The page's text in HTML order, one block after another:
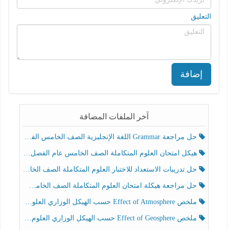
التعليق
إضافة
آخر الملفات المضافة
حل مراجعة Grammar اللغة الإنجليزية الصف الخامس الفصل الثالث
هيكل امتحان العلوم المتكاملة الصف الخامس عام الفصل الدراسي الثالث 2025-2026
حل تدريبات الاستعداد للاختبار العلوم المتكاملة الصف الخامس عام الفصل الثالث
حل مراجعة هيكلة امتحان العلوم المتكاملة الصف الخامس انسبير الفصل الثالث
ملخص Effect of Atmosphere حسب الهيكل الوزاري العلوم المتكاملة الصف الخامس انسبير الفصل الثالث
ملخص Effect of Geosphere حسب الهيكل الوزاري العلوم المتكاملة الصف الخامس انسبير الفصل الثالث